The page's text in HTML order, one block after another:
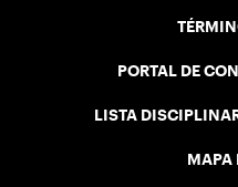
PORTAL DE
LISTA
MAPA